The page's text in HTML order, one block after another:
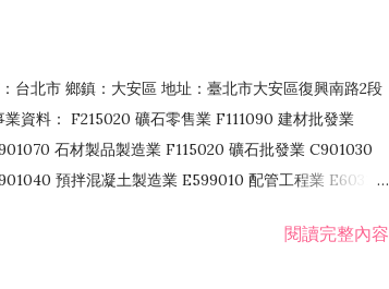
台北市 鄉鎮：大安區 地址：臺北市大安區復興南路2段
資料： F215020 礦石零售業 F111090 建材批發業
石材製品製造業 F115020 礦石批發業 C901030
預拌混凝土製造業 E599010 配管工程業 E603110
日常用品批發業 F108031 醫療器材批發業閱讀完整內容